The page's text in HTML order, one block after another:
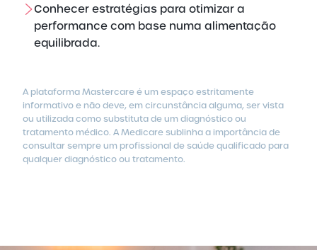
Conhecer estratégias para otimizar a
performance com base numa alimentação
equilibrada.
A plataforma Mastercare é um espaço estritamente
informativo e não deve, em circunstância alguma, ser vista
ou utilizada como substituta de um diagnóstico ou
tratamento médico. A Medicare sublinha a importância de
consultar sempre um profissional de saúde qualificado para
qualquer diagnóstico ou tratamento.